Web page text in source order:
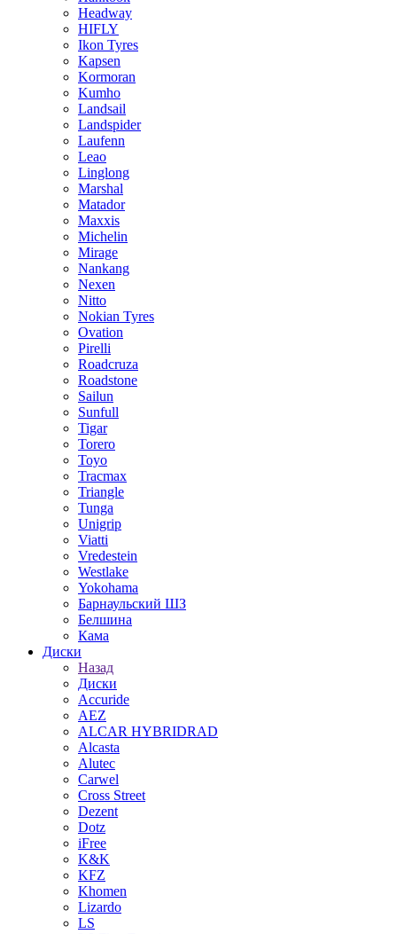
Headway
HIFLY
Ikon Tyres
Kapsen
Kormoran
Kumho
Landsail
Landspider
Laufenn
Leao
Linglong
Marshal
Matador
Maxxis
Michelin
Mirage
Nankang
Nexen
Nitto
Nokian Tyres
Ovation
Pirelli
Roadcruza
Roadstone
Sailun
Sunfull
Tigar
Torero
Toyo
Tracmax
Triangle
Tunga
Unigrip
Viatti
Vredestein
Westlake
Yokohama
Барнаульский ШЗ
Белшина
Кама
Диски
Назад
Диски
Accuride
AEZ
ALCAR HYBRIDRAD
Alcasta
Alutec
Carwel
Cross Street
Dezent
Dotz
iFree
K&K
KFZ
Khomen
Lizardo
LS